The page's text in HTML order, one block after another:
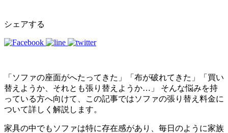
シェアする
「ソファの座面がへたってきた」「布が破れてきた」「買い
替えようか、それとも張り替えようか… 」 そんな悩みを持
っている方へ向けて、この記事ではソファの張り替え料金に
ついて詳しく解説します。
家具の中でもソファは特に存在感があり、毎日のように家族